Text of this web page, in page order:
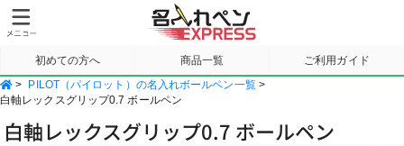
初めての方へ 商品一覧 ご利用ガイド
サンプル請求
> PILOT（パイロット）の名入れボールペン一覧>
白軸レックスグリップ0.7 ボールペン
白軸レックスグリップ0.7 ボールペン